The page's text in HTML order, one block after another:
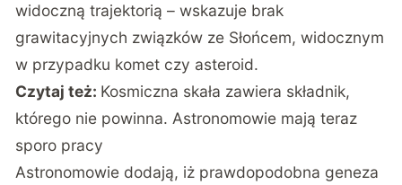
widoczną trajektorią – wskazuje brak
grawitacyjnych związków ze Słońcem, widocznym
w przypadku komet czy asteroid.
Czytaj też: Kosmiczna skała zawiera składnik,
którego nie powinna. Astronomowie mają teraz
sporo pracy
Astronomowie dodają, iż prawdopodobna geneza